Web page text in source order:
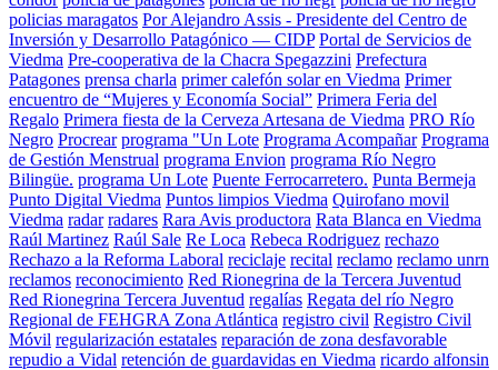
policias maragatos Por Alejandro Assis - Presidente del Centro de
Inversión y Desarrollo Patagónico — CIDP Portal de Servicios de
Viedma Pre-cooperativa de la Chacra Spegazzini Prefectura
Patagones prensa charla primer calefón solar en Viedma Primer
encuentro de “Mujeres y Economía Social” Primera Feria del
Regalo Primera fiesta de la Cerveza Artesana de Viedma PRO Río
Negro Procrear programa "Un Lote Programa Acompañar Programa
de Gestión Menstrual programa Envion programa Río Negro
Bilingüe. programa Un Lote Puente Ferrocarretero. Punta Bermeja
Punto Digital Viedma Puntos limpios Viedma Quirofano movil
Viedma radar radares Rara Avis productora Rata Blanca en Viedma
Raúl Martinez Raúl Sale Re Loca Rebeca Rodriguez rechazo
Rechazo a la Reforma Laboral reciclaje recital reclamo reclamo unrn
reclamos reconocimiento Red Rionegrina de la Tercera Juventud
Red Rionegrina Tercera Juventud regalías Regata del río Negro
Regional de FEHGRA Zona Atlántica registro civil Registro Civil
Móvil regularización estatales reparación de zona desfavorable
repudio a Vidal retención de guardavidas en Viedma ricardo alfonsin